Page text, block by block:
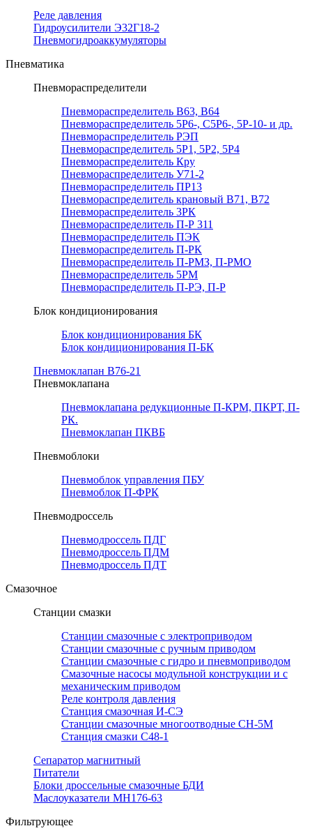
Реле давления
Гидроусилители Э32Г18-2
Пневмогидроаккумуляторы
Пневматика
Пневмораспределители
Пневмораспределитель В63, В64
Пневмораспределитель 5Р6-, С5Р6-, 5Р-10- и др.
Пневмораспределитель РЭП
Пневмораспределитель 5Р1, 5Р2, 5Р4
Пневмораспределитель Кру
Пневмораспределитель У71-2
Пневмораспределитель ПР13
Пневмораспределитель крановый В71, В72
Пневмораспределитель 3РК
Пневмораспределитель П-Р 311
Пневмораспределитель ПЭК
Пневмораспределитель П-РК
Пневмораспределитель П-РМЗ, П-РМО
Пневмораспределитель 5РМ
Пневмораспределитель П-РЭ, П-Р
Блок кондиционирования
Блок кондиционирования БК
Блок кондиционирования П-БК
Пневмоклапан В76-21
Пневмоклапана
Пневмоклапана редукционные П-КРМ, ПКРТ, П-
РК.
Пневмоклапан ПКВБ
Пневмоблоки
Пневмоблок управления ПБУ
Пневмоблок П-ФРК
Пневмодроссель
Пневмодроссель ПДГ
Пневмодроссель ПДМ
Пневмодроссель ПДТ
Смазочное
Станции смазки
Станции смазочные с электроприводом
Станции смазочные с ручным приводом
Станции смазочные с гидро и пневмоприводом
Смазочные насосы модульной конструкции и с
механическим приводом
Реле контроля давления
Станция смазочная И-СЭ
Станции смазочные многоотводные СН-5М
Станция смазки С48-1
Сепаратор магнитный
Питатели
Блоки дроссельные смазочные БДИ
Маслоуказатели МН176-63
Фильтрующее